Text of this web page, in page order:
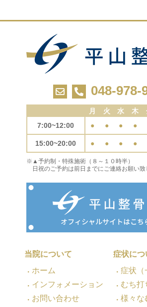
048-978-
月 火 水 木
7:00~12:00
● ● ● ●
15:00~20:00 ● ● ● ●
※▲予約制・特殊施術（８～１０時半）
日祝のご予約は前日までにご連絡お願い致
当院について
ホーム
インフォメーション
お問い合わせ
症状につ
症状（
むち打
様々な